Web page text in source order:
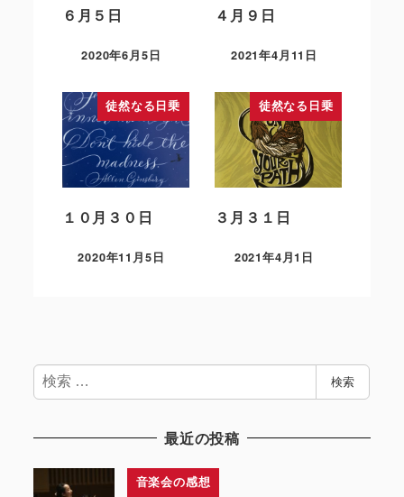
６月５日
2020年6月5日
４月９日
2021年4月11日
徒然なる日乗
１０月３０日
2020年11月5日
徒然なる日乗
３月３１日
2021年4月1日
検
索
検索
最近の投稿
音楽会の感想